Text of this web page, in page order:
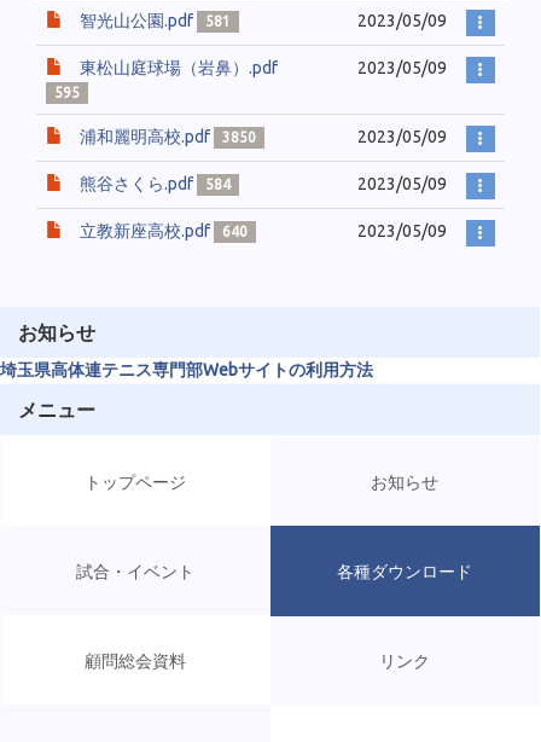
智光山公園.pdf 581 2023/05/09
東松山庭球場（岩鼻）.pdf
595
2023/05/09
浦和麗明高校.pdf 3850 2023/05/09
熊谷さくら.pdf 584 2023/05/09
立教新座高校.pdf 640 2023/05/09
お知らせ
埼玉県高体連テニス専門部Webサイトの利用方法
メニュー
トップページ お知らせ
試合・イベント 各種ダウンロード
顧問総会資料 リンク